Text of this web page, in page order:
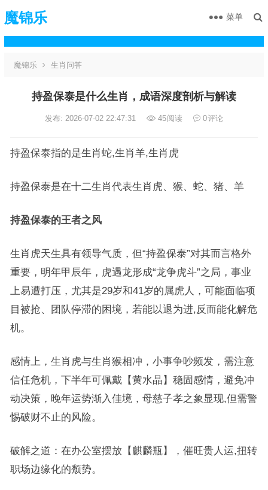
魔锦乐 菜单
魔锦乐 生肖问答
持盈保泰是什么生肖，成语深度剖析与解读
发布: 2026-07-02 22:47:31 45阅读 0评论
持盈保泰指的是生肖蛇,生肖羊,生肖虎
持盈保泰是在十二生肖代表生肖虎、猴、蛇、猪、羊
持盈保泰的王者之风
生肖虎天生具有领导气质，但“持盈保泰”对其而言格外
重要，明年甲辰年，虎遇龙形成“龙争虎斗”之局，事业
上易遭打压，尤其是29岁和41岁的属虎人，可能面临项
目被抢、团队停滞的困境，若能以退为进,反而能化解危
机。
感情上，生肖虎与生肖猴相冲，小事争吵频发，需注意
信任危机，下半年可佩戴【黄水晶】稳固感情，避免冲
动决策，晚年运势渐入佳境，母慈子孝之象显现,但需警
惕破财不止的风险。
破解之道：在办公室摆放【麒麟瓶】，催旺贵人运,扭转
职场边缘化的颓势。